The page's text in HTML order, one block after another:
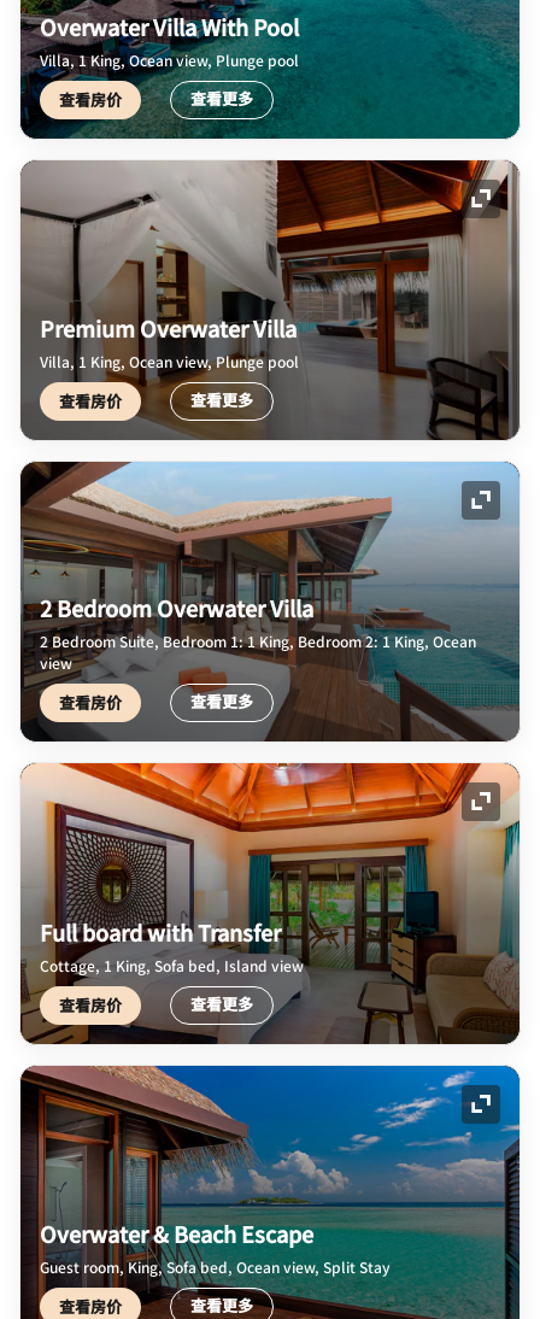
Overwater Villa With Pool
Villa, 1 King, Ocean view, Plunge pool
查看房价 查看更多
展开
Premium Overwater Villa
Villa, 1 King, Ocean view, Plunge pool
查看房价 查看更多
展开
2 Bedroom Overwater Villa
2 Bedroom Suite, Bedroom 1: 1 King, Bedroom 2: 1 King, Ocean
view
查看房价 查看更多
展开
Full board with Transfer
Cottage, 1 King, Sofa bed, Island view
查看房价 查看更多
展开
Overwater & Beach Escape
Guest room, King, Sofa bed, Ocean view, Split Stay
查看房价 查看更多